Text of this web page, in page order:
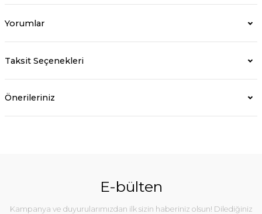
Yorumlar
Taksit Seçenekleri
Önerileriniz
E-bülten
Kampanya ve duyurularımızdan ilk sizin haberiniz olsun! Dilediğiniz